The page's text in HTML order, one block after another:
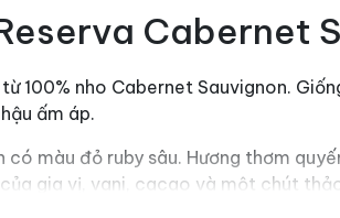
Cabernet
100% nho Cabernet Sauvignon.
ấm áp.
có màu đỏ ruby sâu. Hương thơm
gia vị, vani, cacao và một chút